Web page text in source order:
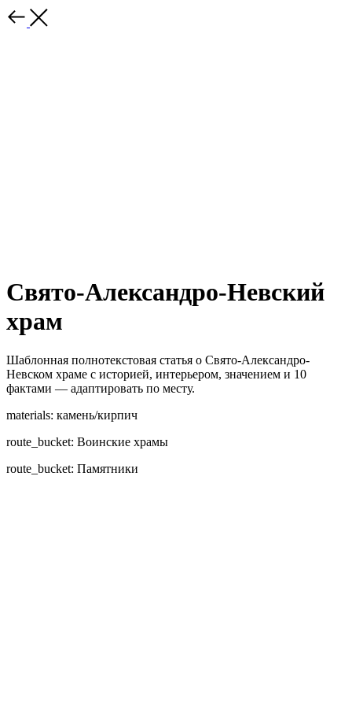
Свято-Александро-Невский
храм
Шаблонная полнотекстовая статья о Свято-Александро-
Невском храме с историей, интерьером, значением и 10
фактами — адаптировать по месту.
materials: камень/кирпич
route_bucket: Воинские храмы
route_bucket: Памятники